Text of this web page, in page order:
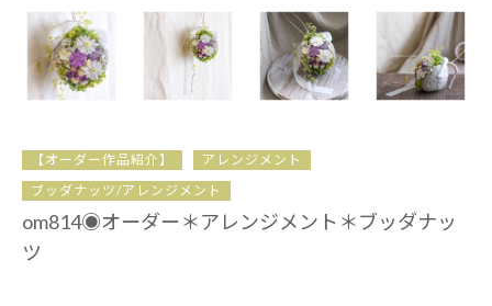
【オーダー作品紹介】
アレンジメント
ブッダナッツ/アレンジメント
om814◉オーダー＊アレンジメント＊ブッダナッ
ツ